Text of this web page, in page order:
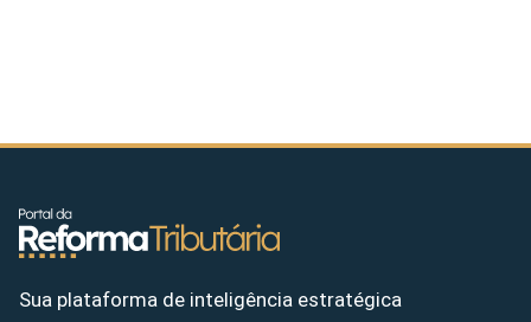
Sua plataforma de inteligência estratégica